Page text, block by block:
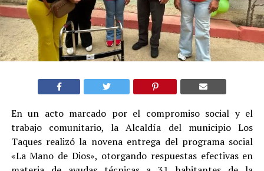
En un acto marcado por el compromiso social y el
trabajo comunitario, la Alcaldía del municipio Los
Taques realizó la novena entrega del programa social
«La Mano de Dios», otorgando respuestas efectivas en